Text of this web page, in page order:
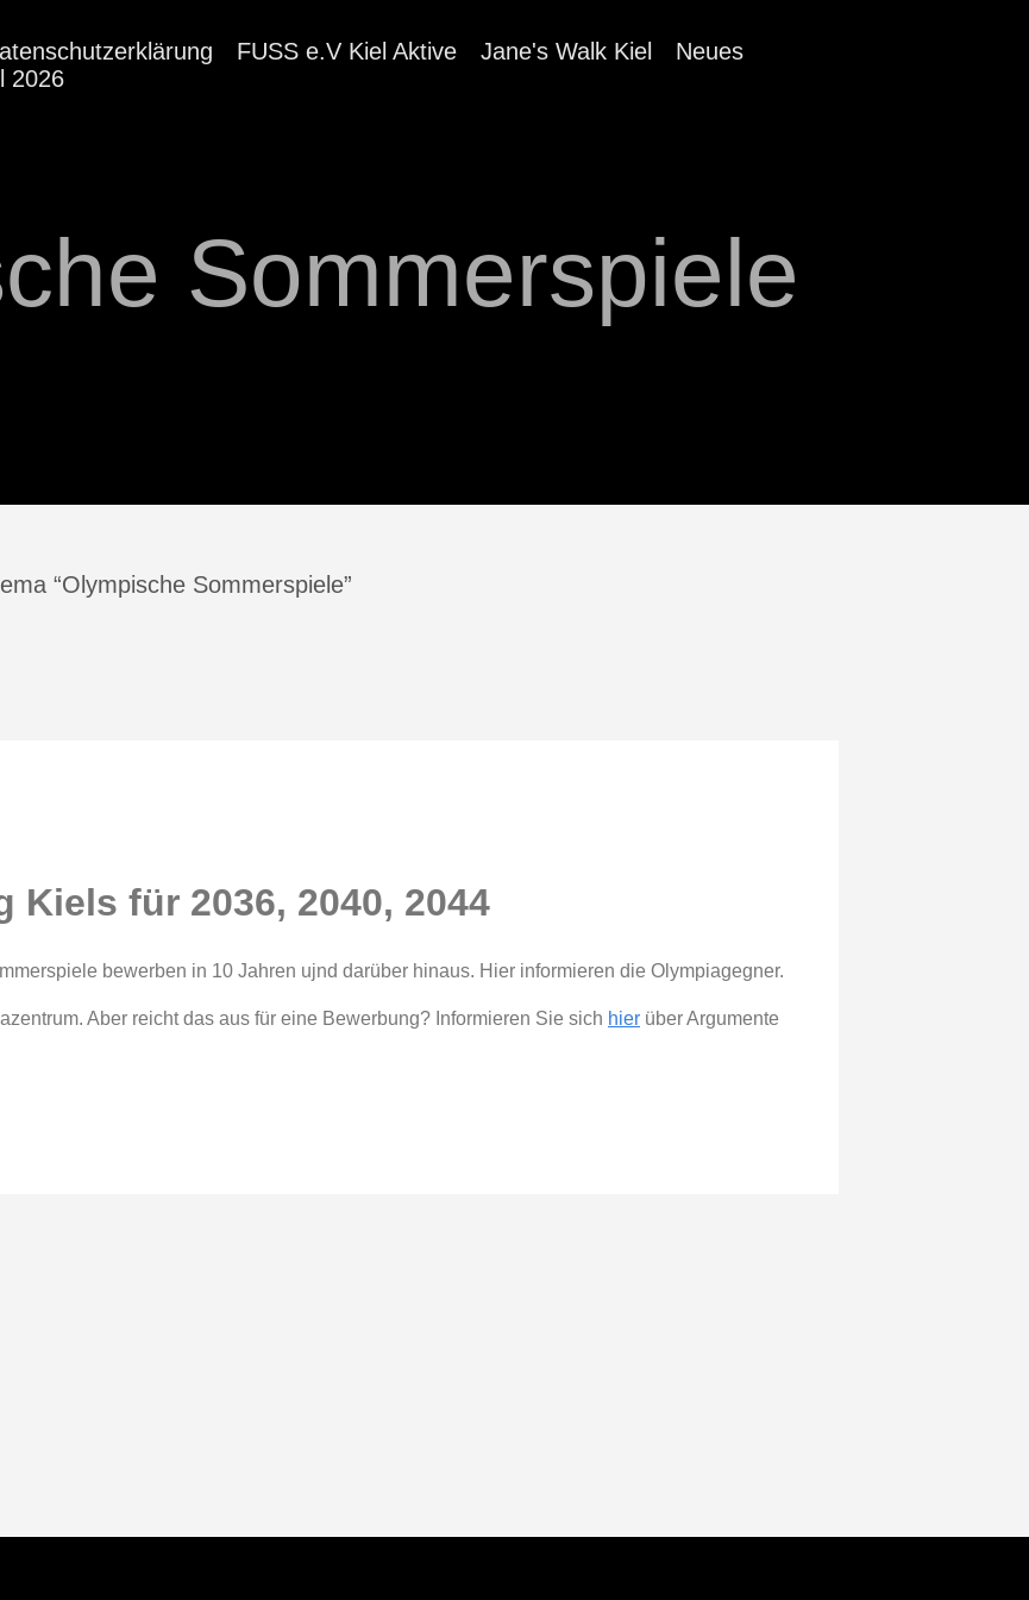
FUSS e.V Kiel Aktive Jane's Walk Kiel
Neues
2026
Sommerspiele
“Olympische Sommerspiele”
Kiels für 2036, 2040, 2044
bewerben in 10 Jahren ujnd darüber hinaus. Hier informieren die Olympiagegner.
Aber reicht das aus für eine Bewerbung? Informieren Sie sich hier über Argumente